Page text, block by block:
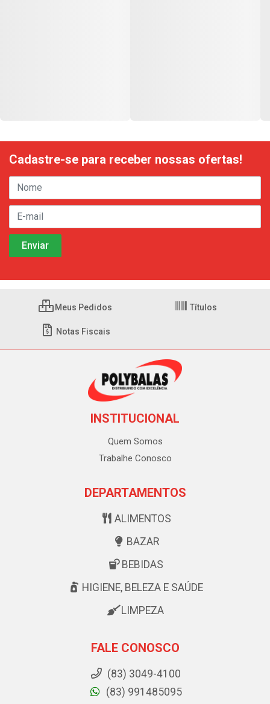
Cadastre-se para receber nossas ofertas!
Meus Pedidos Títulos
Notas Fiscais
INSTITUCIONAL
Quem Somos
Trabalhe Conosco
DEPARTAMENTOS
ALIMENTOS
BAZAR
BEBIDAS
HIGIENE, BELEZA E SAÚDE
LIMPEZA
FALE CONOSCO
(83) 3049-4100
(83) 991485095